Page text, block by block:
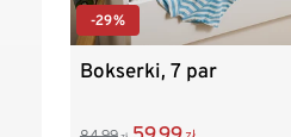
-29%
Bokserki, 7 par